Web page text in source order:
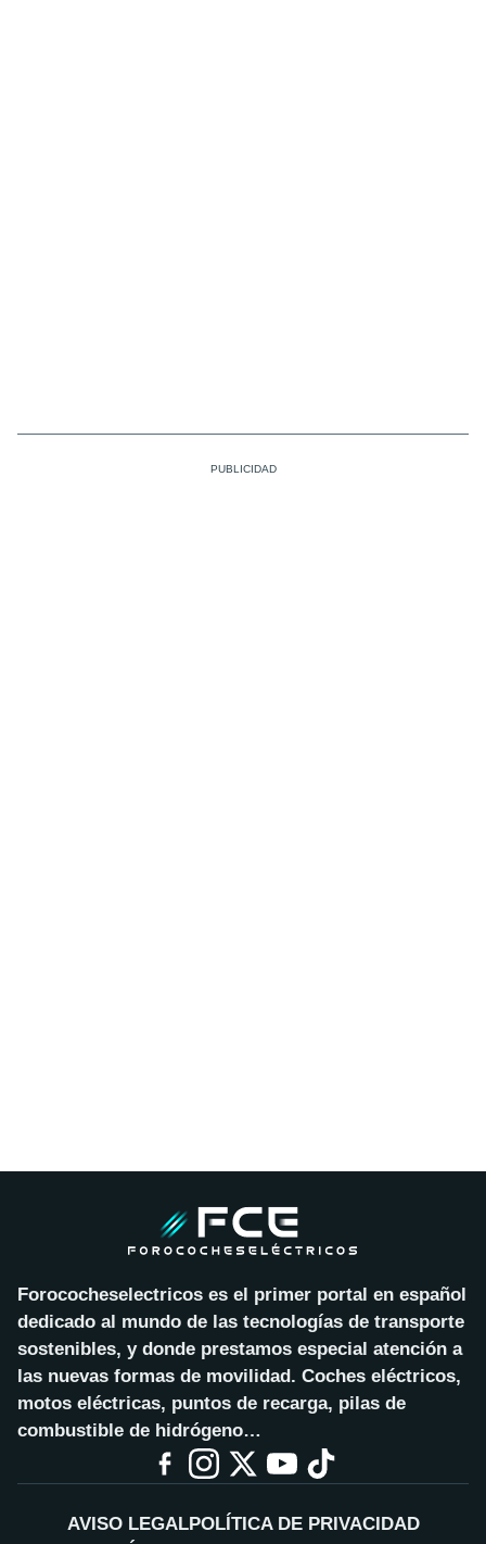
Forococheselectricos es el primer portal en español
dedicado al mundo de las tecnologías de transporte
sostenibles, y donde prestamos especial atención a
las nuevas formas de movilidad. Coches eléctricos,
motos eléctricas, puntos de recarga, pilas de
combustible de hidrógeno…
AVISO LEGALPOLÍTICA DE PRIVACIDAD